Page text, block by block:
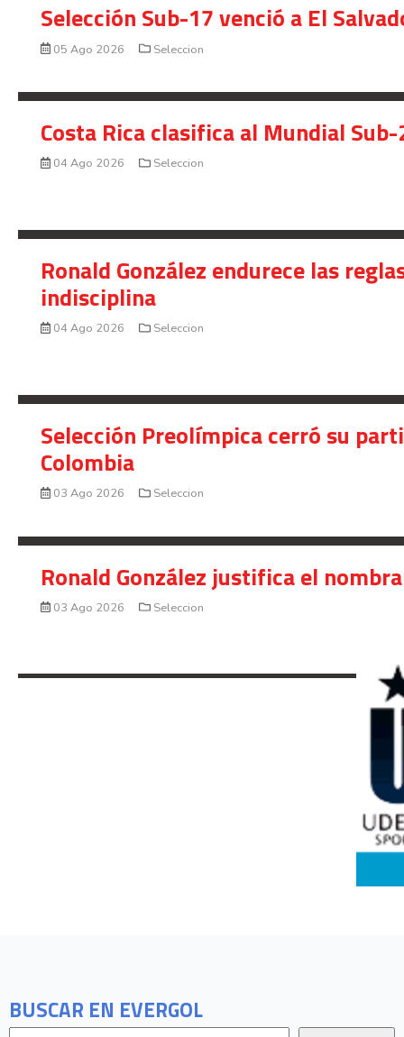
BUSCAR EN EVERGOL
Selección Sub-17 venció a El
05 Ago 2026 Seleccion
Costa Rica clasifica al Mundial
04 Ago 2026 Seleccion
Ronald González endurece las
indisciplina
04 Ago 2026 Seleccion
Selección Preolímpica cerró su
Colombia
03 Ago 2026 Seleccion
Ronald González justifica el
03 Ago 2026 Seleccion